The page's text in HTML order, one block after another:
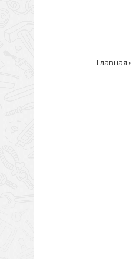
Главная